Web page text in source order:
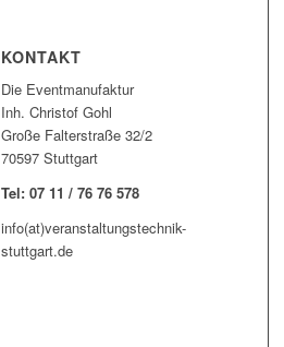
KONTAKT
Die Eventmanufaktur
Inh. Christof Gohl
Große Falterstraße 32/2
70597 Stuttgart
Tel: 07 11 / 76 76 578
info(at)veranstaltungstechnik-
stuttgart.de